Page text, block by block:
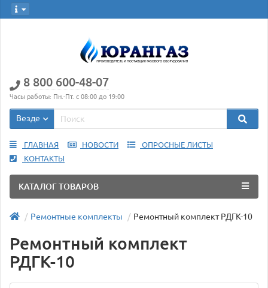
8 800 600-48-07
Часы работы: Пн.-Пт. с 08:00 до 19:00
Везде
ГЛАВНАЯ НОВОСТИ
ОПРОСНЫЕ ЛИСТЫ
КОНТАКТЫ
КАТАЛОГ ТОВАРОВ
Ремонтные комплекты Ремонтный комплект РДГК-10
Ремонтный комплект
РДГК-10